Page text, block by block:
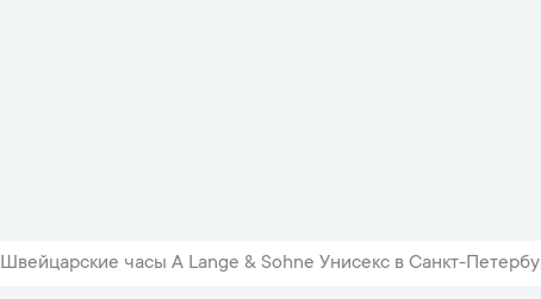
Швейцарские часы A Lange & Sohne Унисекс в Санкт-